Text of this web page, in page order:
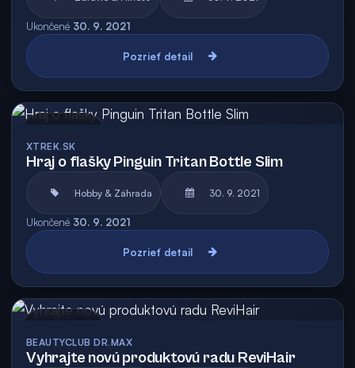
Ukončené 30. 9. 2021
Pozrieť detail
XTREK.SK
Hraj o flašky Pinguin Tritan Bottle Slim
Hobby & Záhrada 30. 9. 2021
Ukončené 30. 9. 2021
Pozrieť detail
BEAUTYCLUB DR.MAX
Vyhrajte novú produktovú radu ReviHair